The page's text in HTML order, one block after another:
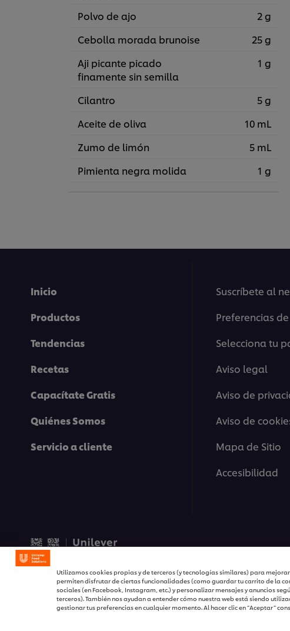
Polvo de ajo
2 g
Cebolla morada brunoise
25 g
Aji picante picado
finamente sin semilla
1 g
Cilantro
5 g
Aceite de oliva
10 mL
Zumo de limón
5 mL
Pimienta negra molida
1 g
Inicio
Productos
Tendencias
Recetas
Capacítate Gratis
Quiénes Somos
Servicio a cliente
Suscríbete al
Preferencias
Selecciona tu
Aviso legal
Aviso de
Aviso de
Mapa de Sitio
Accesibilidad
Utilizamos cookies propias y de terceros (y tecnologías similares) para
permiten disfrutar de ciertas funcionalidades (como guardar tu carrito de la
sociales (en Facebook, Instagram, etc.) y personalizar mensajes y anuncios
terceros). También nos ayudan a entender cómo nuestra web está siendo
gestionar tus preferencias en cualquier momento. Al hacer clic en “Aceptar”